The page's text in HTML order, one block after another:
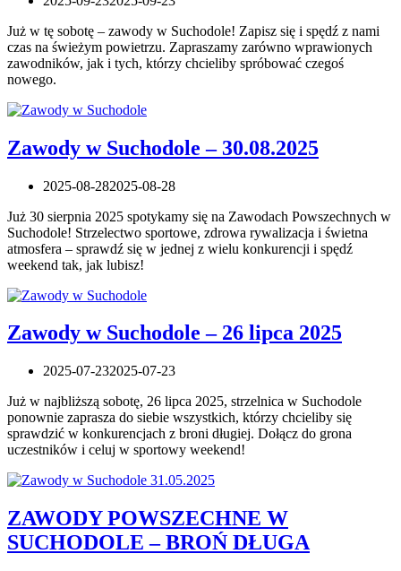
Już w tę sobotę – zawody w Suchodole! Zapisz się i spędź z nami
czas na świeżym powietrzu. Zapraszamy zarówno wprawionych
zawodników, jak i tych, którzy chcieliby spróbować czegoś
nowego.
Zawody w Suchodole – 30.08.2025
2025-08-282025-08-28
Już 30 sierpnia 2025 spotykamy się na Zawodach Powszechnych w
Suchodole! Strzelectwo sportowe, zdrowa rywalizacja i świetna
atmosfera – sprawdź się w jednej z wielu konkurencji i spędź
weekend tak, jak lubisz!
Zawody w Suchodole – 26 lipca 2025
2025-07-232025-07-23
Już w najbliższą sobotę, 26 lipca 2025, strzelnica w Suchodole
ponownie zaprasza do siebie wszystkich, którzy chcieliby się
sprawdzić w konkurencjach z broni długiej. Dołącz do grona
uczestników i celuj w sportowy weekend!
ZAWODY POWSZECHNE W
SUCHODOLE – BROŃ DŁUGA